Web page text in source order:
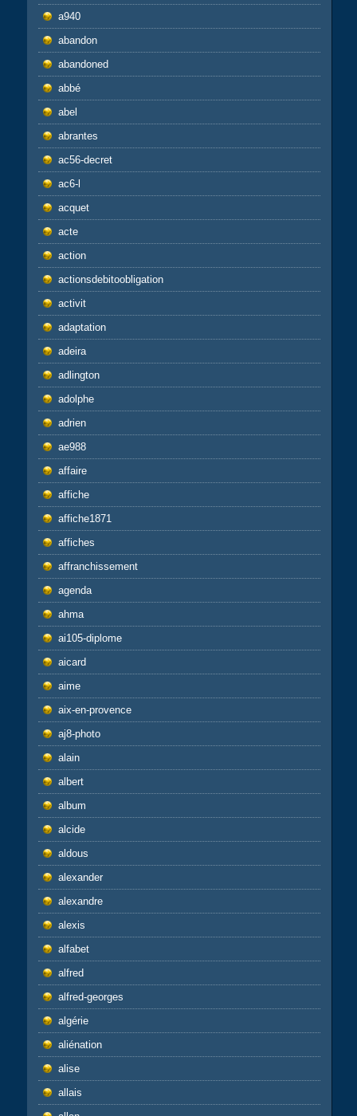
a940
abandon
abandoned
abbé
abel
abrantes
ac56-decret
ac6-l
acquet
acte
action
actionsdebitoobligation
activit
adaptation
adeira
adlington
adolphe
adrien
ae988
affaire
affiche
affiche1871
affiches
affranchissement
agenda
ahma
ai105-diplome
aicard
aime
aix-en-provence
aj8-photo
alain
albert
album
alcide
aldous
alexander
alexandre
alexis
alfabet
alfred
alfred-georges
algérie
aliénation
alise
allais